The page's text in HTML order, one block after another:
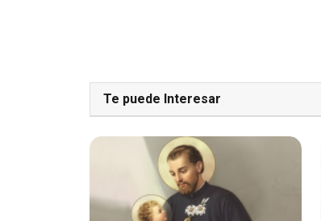
Te puede Interesar